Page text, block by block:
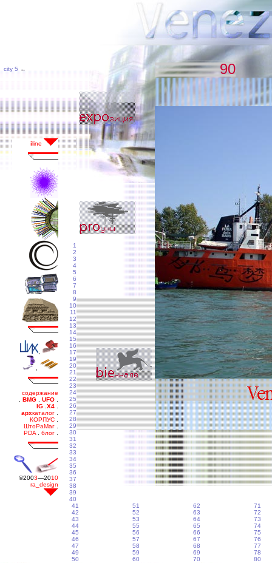
city 5 ← 90
1
2
3
4
5
6
7
8
9
10
11
12
13
14
15
16
17
19
20
21
22
23
24
25
26
27
28
29
30
31
32
33
34
35
36
37
38
39
40
41
42
43
44
45
46
47
49
50
51
52
53
55
56
57
58
59
60
62
63
64
65
66
67
68
69
70
71
72
73
74
75
76
77
78
80